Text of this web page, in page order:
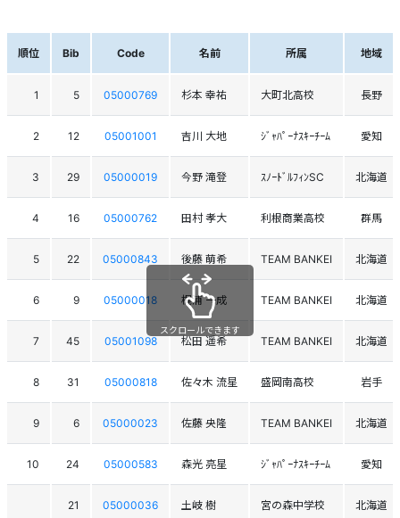
順位 Bib Code 名前 所属 地域
1 5 05000769 杉本 幸祐 大町北高校 長野
2 12 05001001 吉川 大地 ｼﾞｬﾊﾟｰﾅｽｷｰﾁｰﾑ 愛知
3 29 05000019 今野 滝登 ｽﾉｰﾄﾞﾙﾌｨﾝSC 北海道
4 16 05000762 田村 孝大 利根商業高校 群馬
5 22 05000843 後藤 萌希 TEAM BANKEI 北海道
6 9 05000018 梶浦 一成 TEAM BANKEI 北海道
7 45 05001098 松田 遥希 TEAM BANKEI 北海道
8 31 05000818 佐々木 流星 盛岡南高校 岩手
9 6 05000023 佐藤 央隆 TEAM BANKEI 北海道
10 24 05000583 森光 亮星 ｼﾞｬﾊﾟｰﾅｽｷｰﾁｰﾑ 愛知
21 05000036 土岐 樹 宮の森中学校 北海道
スクロールできます